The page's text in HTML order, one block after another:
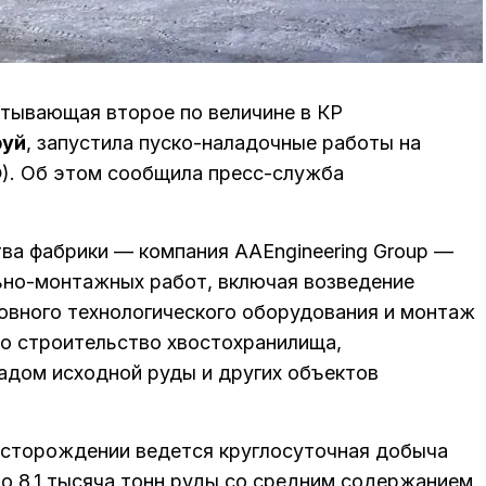
второе по величине в КР
, запустила пуско-наладочные работы на
Об этом сообщила пресс-служба
фабрики — компания AAEngineering Group —
монтажных работ, включая возведение
технологического оборудования и монтаж
хвостохранилища,
исходной руды и других объектов
ведется круглосуточная добыча
8.1 тысяча тонн руды со средним содержанием